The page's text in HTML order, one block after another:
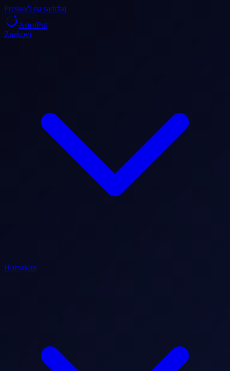
Preskoči na sadržaj
AstroPut
Znakovi
Horoskop